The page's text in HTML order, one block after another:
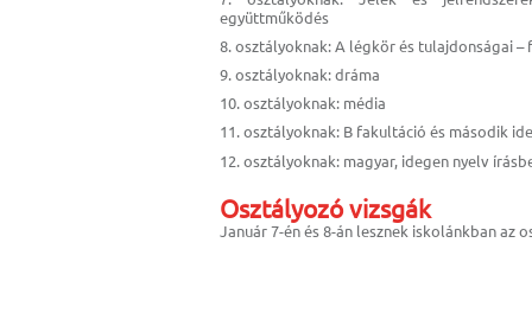
együttműködés
8. osztályoknak: A légkör és tulajdonságai
9. osztályoknak: dráma
10. osztályoknak: média
11. osztályoknak: B fakultáció és második
12. osztályoknak: magyar, idegen nyelv
Osztályozó vizsgák
Január 7-én és 8-án lesznek iskolánkban az